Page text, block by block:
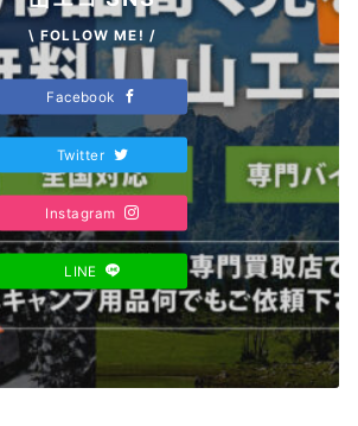
\ FOLLOW ME! /
Facebook
Twitter
Instagram
LINE